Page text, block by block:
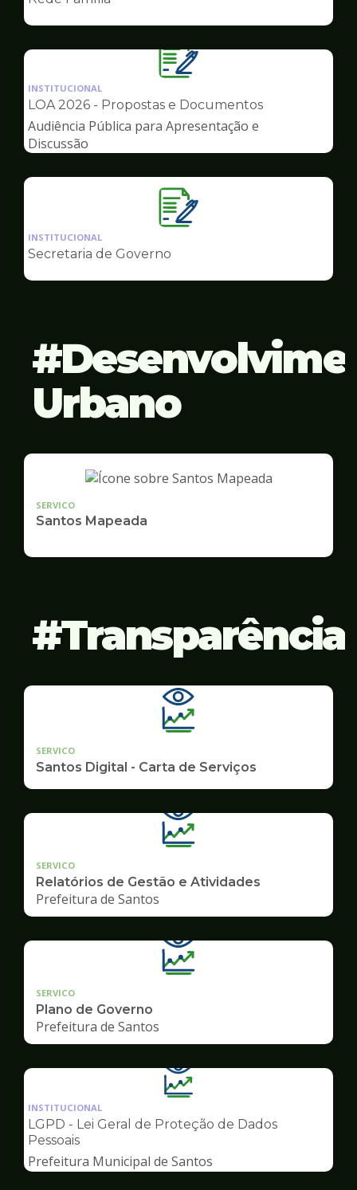
Governo
Ilustração
da
pagina
Governo
INSTITUCIONAL
LOA 2026 - Propostas e Documentos
Audiência Pública para Apresentação e
Discussão
Ilustração
da
Governo
INSTITUCIONAL
Secretaria de Governo
Urbano
SERVICO
Santos Mapeada
Transparência
SERVICO
Santos Digital - Carta de Serviços
SERVICO
Relatórios de Gestão e Atividades
Prefeitura de Santos
SERVICO
Plano de Governo
Prefeitura de Santos
Ilustração
da
pagina
Transparência
INSTITUCIONAL
LGPD - Lei Geral de Proteção de Dados
Pessoais
Prefeitura Municipal de Santos